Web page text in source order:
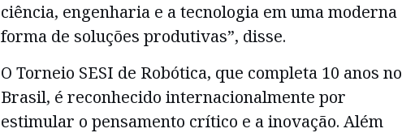
ciência, engenharia e a tecnologia em uma moderna
forma de soluções produtivas”, disse.
O Torneio SESI de Robótica, que completa 10 anos no
Brasil, é reconhecido internacionalmente por
estimular o pensamento crítico e a inovação. Além